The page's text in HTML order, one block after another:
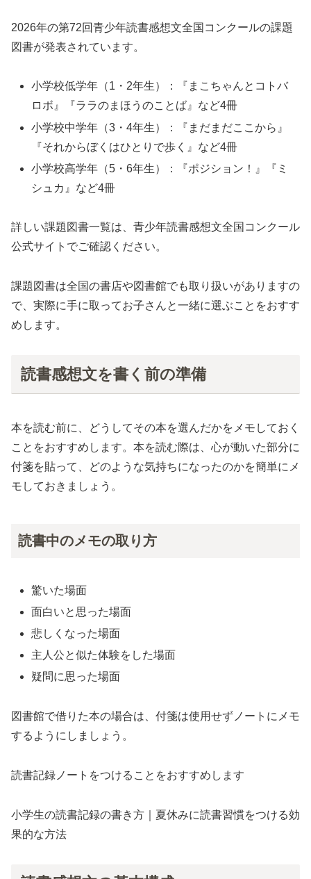
2026年の第72回青少年読書感想文全国コンクールの課題
図書が発表されています。
小学校低学年（1・2年生）：『まこちゃんとコトバ
ロボ』『ララのまほうのことば』など4冊
小学校中学年（3・4年生）：『まだまだここから』
『それからぼくはひとりで歩く』など4冊
小学校高学年（5・6年生）：『ポジション！』『ミ
シュカ』など4冊
詳しい課題図書一覧は、青少年読書感想文全国コンクール
公式サイトでご確認ください。
課題図書は全国の書店や図書館でも取り扱いがありますの
で、実際に手に取ってお子さんと一緒に選ぶことをおすす
めします。
読書感想文を書く前の準備
本を読む前に、どうしてその本を選んだかをメモしておく
ことをおすすめします。本を読む際は、心が動いた部分に
付箋を貼って、どのような気持ちになったのかを簡単にメ
モしておきましょう。
読書中のメモの取り方
驚いた場面
面白いと思った場面
悲しくなった場面
主人公と似た体験をした場面
疑問に思った場面
図書館で借りた本の場合は、付箋は使用せずノートにメモ
するようにしましょう。
読書記録ノートをつけることをおすすめします
小学生の読書記録の書き方｜夏休みに読書習慣をつける効
果的な方法